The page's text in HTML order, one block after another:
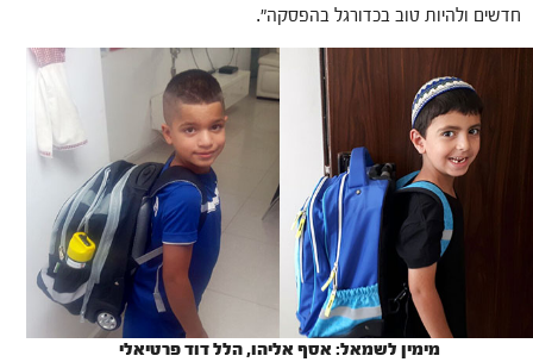
חדשים ולהיות טוב בכדורגל בהפסקה".
מימין לשמאל: אסף אליהו, הלל דוד פרטיאלי